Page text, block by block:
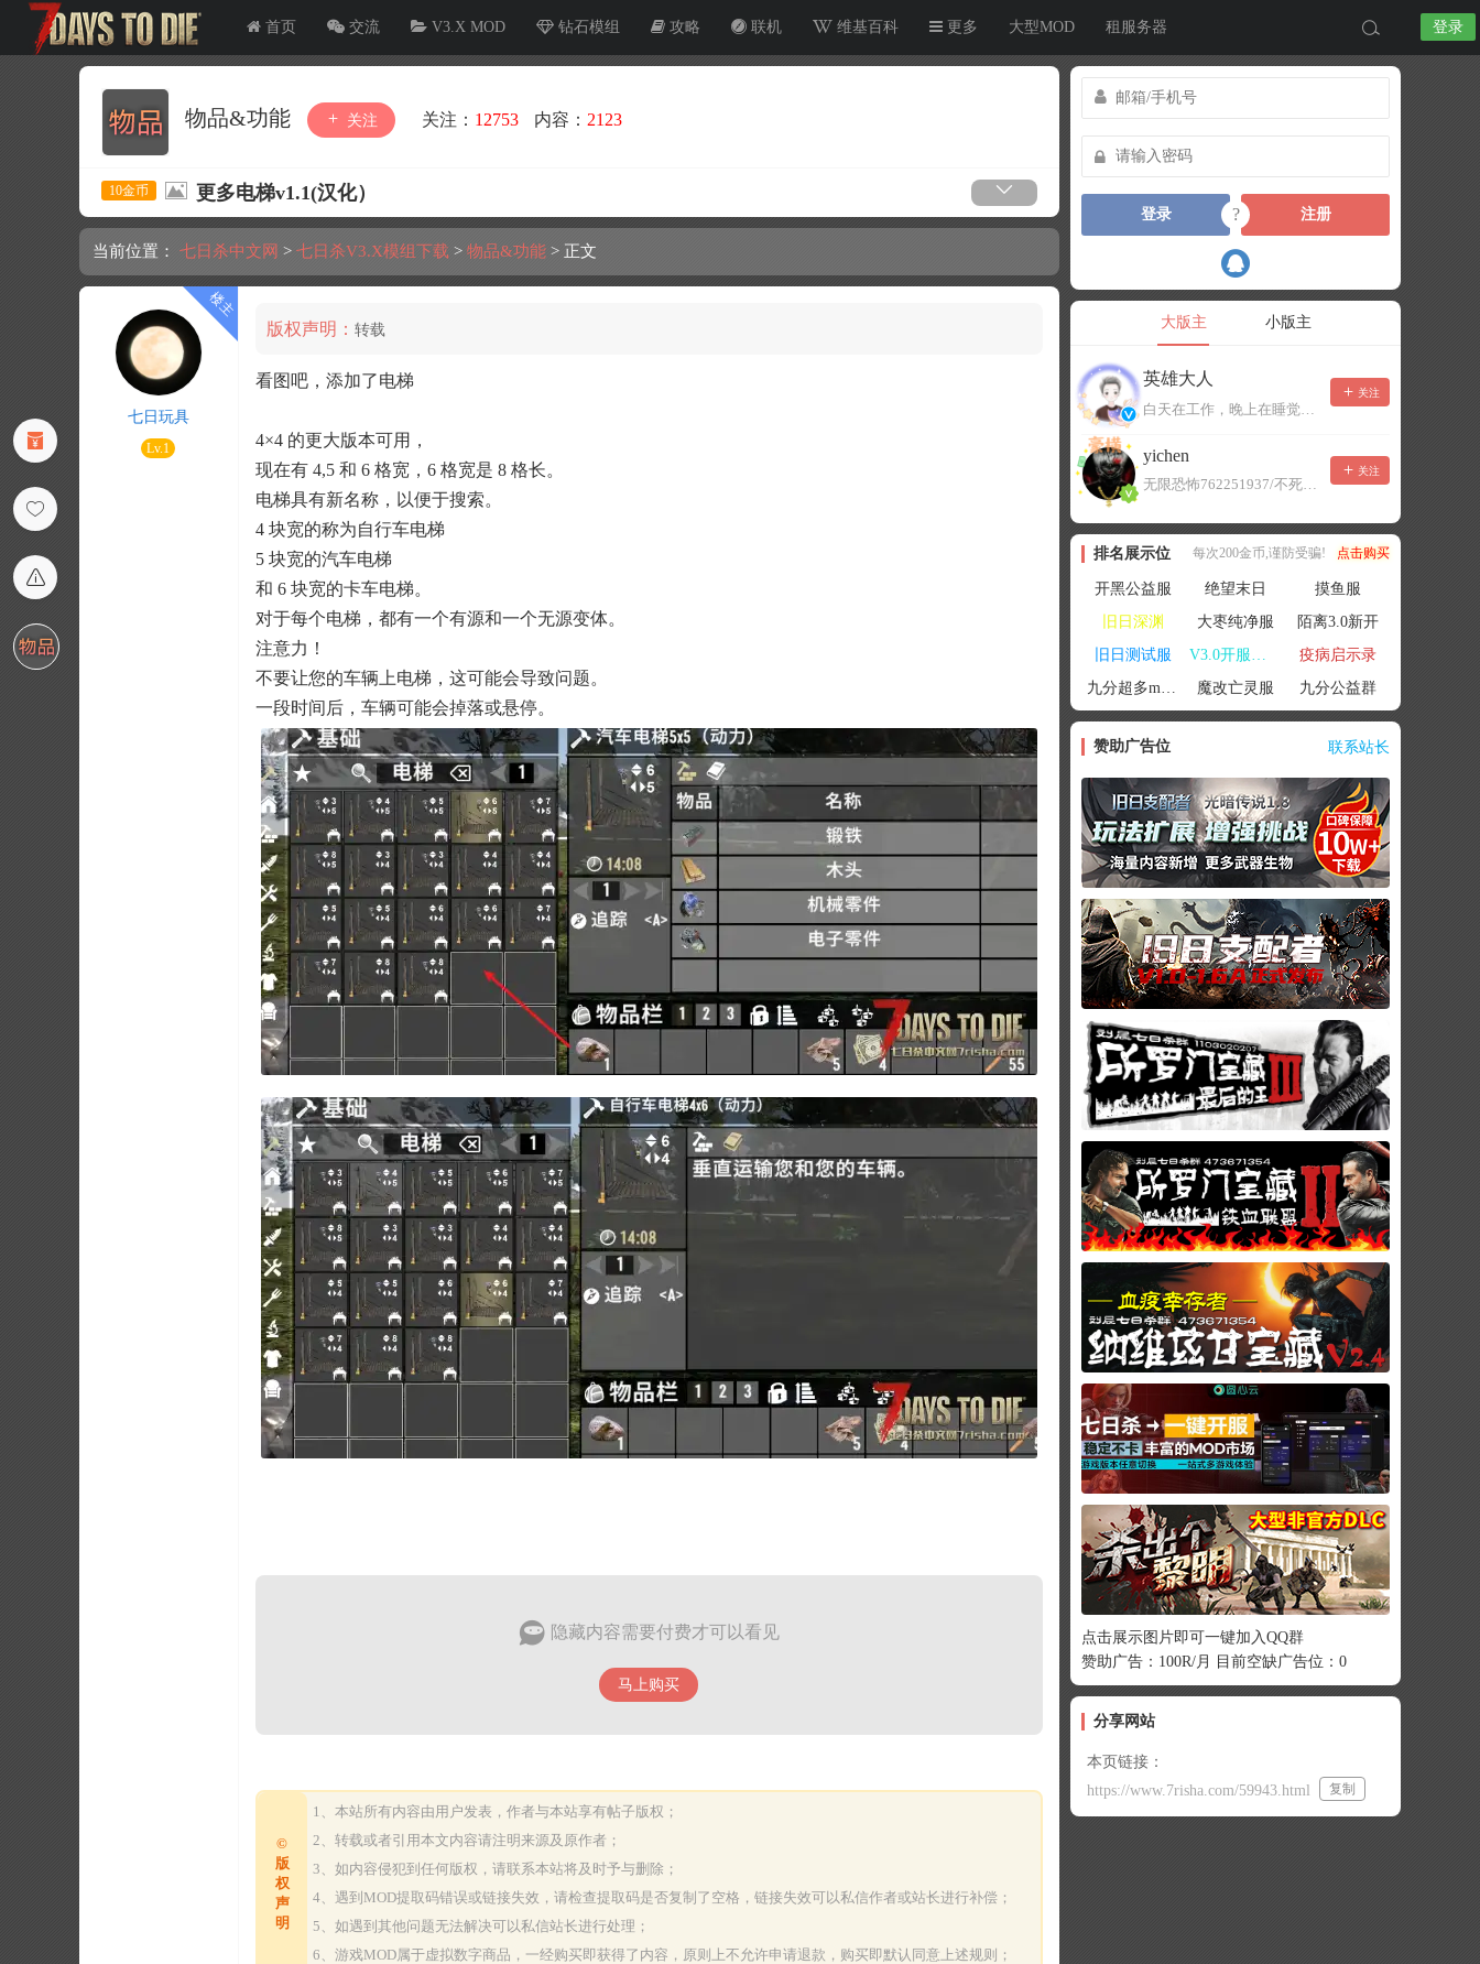
首页 交流 V3.X MOD 钻石模组 攻略 联机 维基百科 更多 大型MOD 租服务器 登录
物品&功能 关注 关注： 12753 内容： 2123
10金币 更多电梯v1.1(汉化）
当前位置： 七日杀中文网 > 七日杀V3.X模组下载 > 物品&功能 > 正文
七日玩具
Lv.1
版权声明： 转载
看图吧，添加了电梯
4×4 的更大版本可用，
现在有 4,5 和 6 格宽，6 格宽是 8 格长。
电梯具有新名称，以便于搜索。
4 块宽的称为自行车电梯
5 块宽的汽车电梯
和 6 块宽的卡车电梯。
对于每个电梯，都有一个有源和一个无源变体。
注意力！
不要让您的车辆上电梯，这可能会导致问题。
一段时间后，车辆可能会掉落或悬停。
隐藏内容需要付费才可以看见
马上购买
©
版
权
声
明
1、本站所有内容由用户发表，作者与本站享有帖子版权；
2、转载或者引用本文内容请注明来源及原作者；
3、如内容侵犯到任何版权，请联系本站将及时予与删除；
4、遇到MOD提取码错误或链接失效，请检查提取码是否复制了空格，链接失效可以私信作者或站长进行补偿；
5、如遇到其他问题无法解决可以私信站长进行处理；
6、游戏MOD属于虚拟数字商品，一经购买即获得了内容，原则上不允许申请退款，购买即默认同意上述规则；
登录 ? 注册
大版主 小版主
英雄大人
白天在工作，晚上在睡觉，有事可以留言，不一定能及时回复！
关注
yichen
无限恐怖762251937/不死者末日1080207504
关注
排名展示位 每次200金币,谨防受骗! 点击购买
开黑公益服 绝望末日
摸鱼服
旧日深渊
大枣纯净服
陌离3.0新开
旧日测试服
V3.0开服联机
疫病启示录
九分超多mod群
魔改亡灵服 九分公益群
赞助广告位 联系站长
点击展示图片即可一键加入QQ群
赞助广告：100R/月 目前空缺广告位：0
分享网站
本页链接：
https://www.7risha.com/59943.html
复制